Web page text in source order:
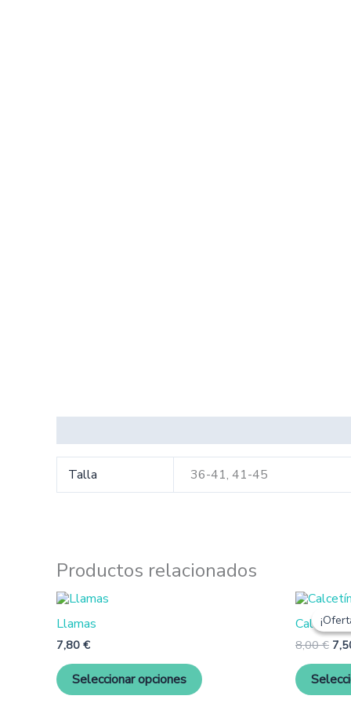
Talla 36-41, 41-45
Productos relacionados
Llamas
7,80 €
Seleccionar opciones
Las
opciones
Calcetín
8,00€
El
era: